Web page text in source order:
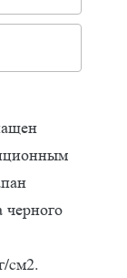
черного
cм2.